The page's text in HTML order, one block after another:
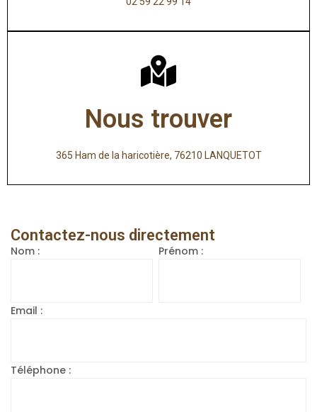
Nous trouver
365 Ham de la haricotière, 76210 LANQUETOT
Contactez-nous directement
Nom : Prénom :
Email :
Téléphone :